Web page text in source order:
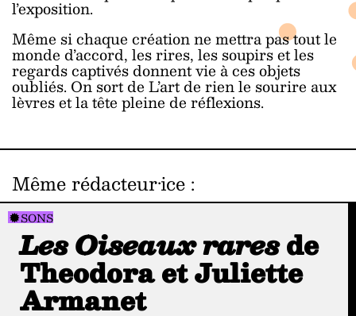
l’exposition.
Même si chaque création ne mettra pas tout le
monde d’accord, les rires, les soupirs et les
regards captivés donnent vie à ces objets
oubliés. On sort de L’art de rien le sourire aux
lèvres et la tête pleine de réflexions.
Même rédacteur·ice :
SONS
Les Oiseaux raresde
Theodora et Juliette
Armanet